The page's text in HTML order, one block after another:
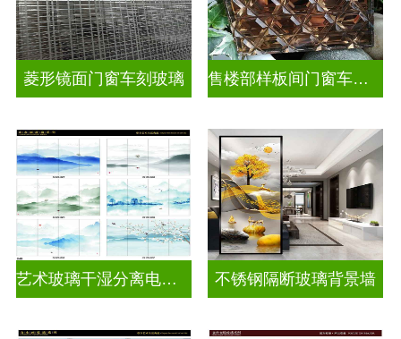
菱形镜面门窗车刻玻璃 售楼部样板间门窗车刻玻璃
艺术玻璃干湿分离电视玻璃背景墙 不锈钢隔断玻璃背景墙